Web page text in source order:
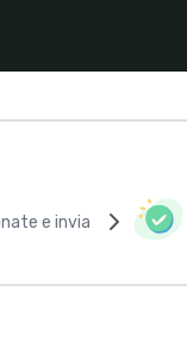
e invia